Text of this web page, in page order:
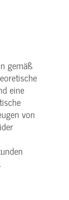
gemäß
eine
von